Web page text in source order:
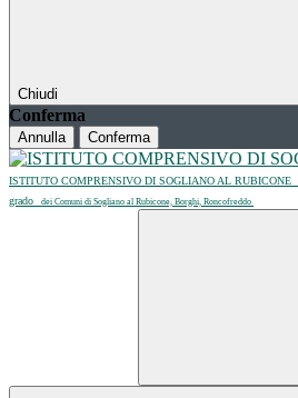
Chiudi
Conferma
Annulla Conferma
ISTITUTO COMPRENSIVO DI SOGLIANO AL RUBICONE
grado
dei Comuni di Sogliano al Rubicone, Borghi, Roncofreddo